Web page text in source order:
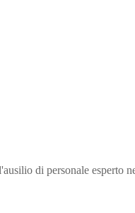
di personale esperto